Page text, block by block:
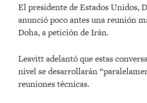
El presidente de Estados Unidos,
anunció poco antes una reunión
Doha, a petición de Irán.
Leavitt adelantó que estas
nivel se desarrollarán
reuniones técnicas.